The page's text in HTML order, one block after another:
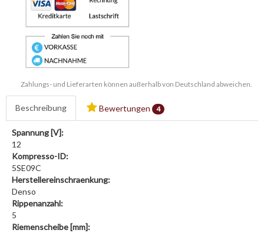
Zahlungs- und Lieferarten können außerhalb von Deutschland abweichen.
Beschreibung Bewertungen 4
Spannung [V]:
12
Kompresso-ID:
5SE09C
Herstellereinschraenkung:
Denso
Rippenanzahl:
5
Riemenscheibe [mm]: